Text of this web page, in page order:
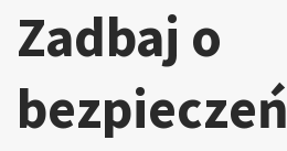
Zadbaj o